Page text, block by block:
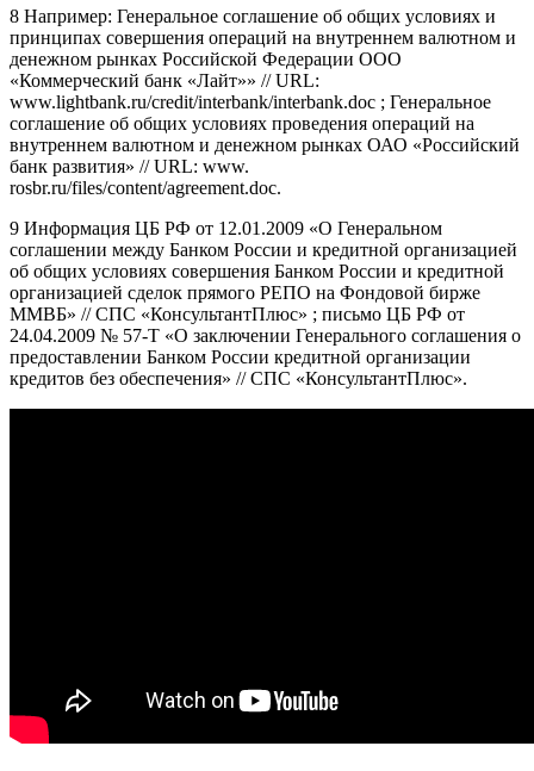
8 Например: Генеральное соглашение об общих условиях и
принципах совершения операций на внутреннем валютном и
денежном рынках Российской Федерации ООО
«Коммерческий банк «Лайт»» // URL:
www.lightbank.ru/credit/interbank/interbank.doc ; Генеральное
соглашение об общих условиях проведения операций на
внутреннем валютном и денежном рынках ОАО «Российский
банк развития» // URL: www.
rosbr.ru/files/content/agreement.doc.
9 Информация ЦБ РФ от 12.01.2009 «О Генеральном
соглашении между Банком России и кредитной организацией
об общих условиях совершения Банком России и кредитной
организацией сделок прямого РЕПО на Фондовой бирже
ММВБ» // СПС «КонсультантПлюс» ; письмо ЦБ РФ от
24.04.2009 № 57-Т «О заключении Генерального соглашения о
предоставлении Банком России кредитной организации
кредитов без обеспечения» // СПС «КонсультантПлюс».